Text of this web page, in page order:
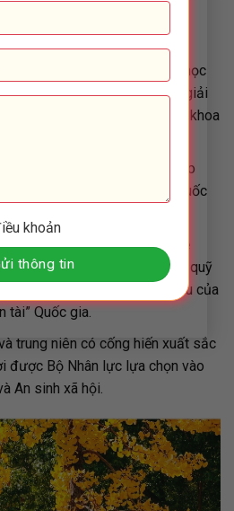
khoản
tích đào tạo
được 350 thành tựu khoa học
gia và cấp tỉnh, bao gồm 19 giải
gia và 19 giải thưởng tiến bộ khoa
Giáo sư xuất sắc của Bộ Giáo
Quỹ thanh niên xuất sắc quốc
tiếng toàn quốc, 4 học giả trẻ
dục, 12 người giành được quỹ
gia , 3 tài năng trẻ hàng đầu của
tài” Quốc gia.
trung niên có cống hiến xuất sắc
được Bộ Nhân lực lựa chọn vào
An sinh xã hội.